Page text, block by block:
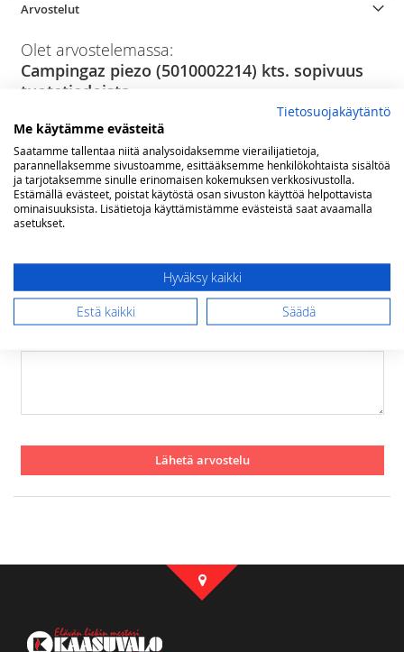
Arvostelut
Olet arvostelemassa:
Campingaz piezo (5010002214) kts. sopivuus
tuotetiedoista
Arviosi
Rating
1
star
2
stars
3
stars
4
stars
5
stars
Nimimerkki
Yhteenveto
Lähetä arvostelu
Tietosuojakäytäntö
Me käytämme evästeitä
Saatamme tallentaa niitä analysoidaksemme vierailijatietoja,
parannellaksemme sivustoamme, esittääksemme henkilökohtaista sisältöä
ja tarjotaksemme sinulle erinomaisen kokemuksen verkkosivustolla.
Estämällä evästeet, poistat käytöstä osan sivuston käyttöä helpottavista
ominaisuuksista. Lisätietoja käyttämistämme evästeistä saat avaamalla
asetukset.
Hyväksy kaikki
Estä kaikki Säädä